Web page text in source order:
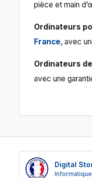
pièce et main
Ordinateurs
France, avec
Ordinateurs
avec une
Digital